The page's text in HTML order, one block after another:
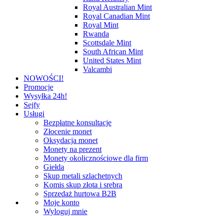
Royal Australian Mint
Royal Canadian Mint
Royal Mint
Rwanda
Scottsdale Mint
South African Mint
United States Mint
Valcambi
NOWOŚCI!
Promocje
Wysyłka 24h!
Sejfy
Usługi
Bezpłatne konsultacje
Złocenie monet
Oksydacja monet
Monety na prezent
Monety okolicznościowe dla firm
Giełda
Skup metali szlachetnych
Komis skup złota i srebra
Sprzedaż hurtowa B2B
Moje konto
Wyloguj mnie